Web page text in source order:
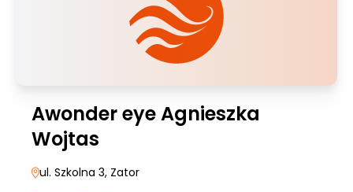
Awonder eye Agnieszka
Wojtas
ul. Szkolna 3, Zator